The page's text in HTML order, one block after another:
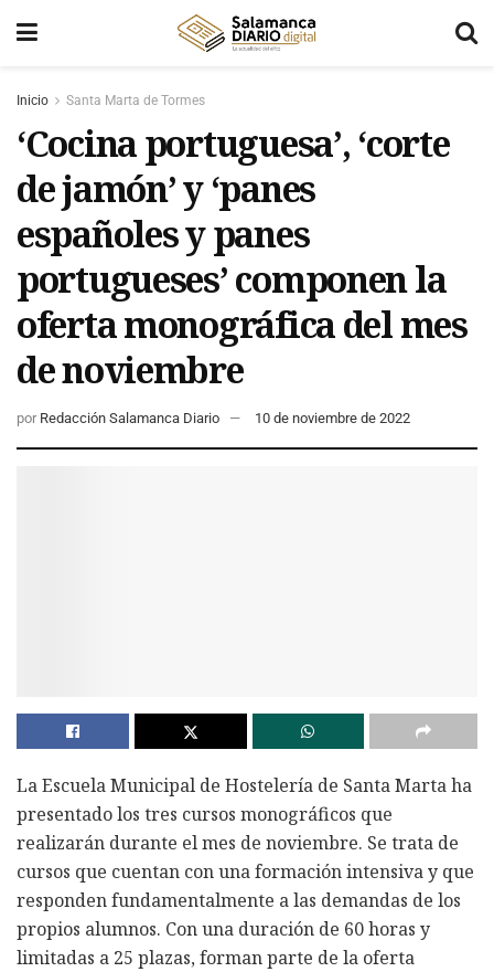
Inicio Santa Marta de Tormes
‘Cocina portuguesa’, ‘corte
de jamón’ y ‘panes
españoles y panes
portugueses’ componen la
oferta monográfica del mes
de noviembre
por Redacción Salamanca Diario 10 de noviembre de 2022
La Escuela Municipal de Hostelería de Santa Marta ha
presentado los tres cursos monográficos que
realizarán durante el mes de noviembre. Se trata de
cursos que cuentan con una formación intensiva y que
responden fundamentalmente a las demandas de los
propios alumnos. Con una duración de 60 horas y
limitadas a 25 plazas, forman parte de la oferta